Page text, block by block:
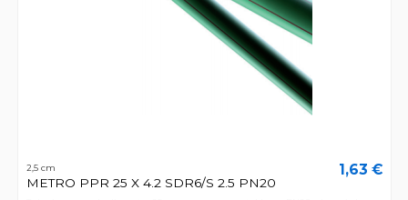
2,5 cm
METRO PPR 25 X 4.2 SDR6/S 2.5 PN20
1,63 €